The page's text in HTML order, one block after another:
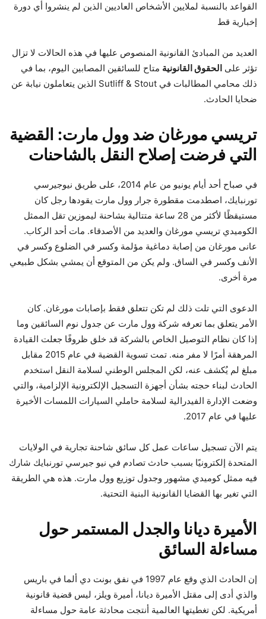
القواعد بالنسبة لملايين الأشخاص العاديين الذين لم ينشروا أي دورة
إخبارية قط
العديد من المبادئ القانونية المنصوص عليها في هذه الحالات لا تزال
تؤثر على الحقوق القانونية متاح للسائقين المصابين اليوم، بما في
ذلك محامي المطالبات في Sutliff & Stout الذين يتعاملون نيابة عن
ضحايا الحادث.
تريسي مورغان ضد وول مارت: القضية
التي فرضت إصلاح النقل بالشاحنات
في صباح أحد أيام يونيو من عام 2014، على طريق نيوجيرسي
تورنبايك، اصطدمت مقطورة جرار وول مارت يقودها رجل كان
مستيقظًا لأكثر من 28 ساعة متتالية بشاحنة ليموزين تقل الممثل
الكوميدي تريسي مورغان والعديد من الأصدقاء. مات أحد الركاب.
عانى مورغان من إصابة دماغية مؤلمة وكسر في الضلوع وكسر في
الأنف وكسر في الساق. ولم يكن من المتوقع أن يمشي بشكل طبيعي
مرة أخرى.
الدعوى التي تلت ذلك لم تكن تتعلق فقط بإصابات مورغان. كان
الأمر يتعلق بما تعرفه شركة وول مارت عن جدول نوم السائقين وما
إذا كان نظام التوصيل الخاص بالشركة قد خلق ظروفًا جعلت القيادة
المرهقة أمرًا لا مفر منه. تمت تسوية القضية في عام 2015 مقابل
مبلغ لم يُكشف عنه، لكن المجلس الوطني لسلامة النقل استخدم
الحادث لبناء حجته بشأن أجهزة التسجيل الإلكترونية الإلزامية، والتي
وضعت الإدارة الفيدرالية لسلامة حاملي السيارات اللمسات الأخيرة
عليها في عام 2017.
يتم الآن تسجيل ساعات عمل كل سائق شاحنة تجارية في الولايات
المتحدة إلكترونيًا بسبب حادث تصادم في نيو جيرسي تورنبايك شارك
فيه ممثل كوميدي مشهور وجدول توزيع وول مارت. هذه هي الطريقة
التي تغير بها القضايا القانونية البنية التحتية.
الأميرة ديانا والجدل المستمر حول
مساءلة السائق
إن الحادث الذي وقع عام 1997 في نفق بونت دي ألما في باريس
والذي أدى إلى مقتل الأميرة ديانا، أميرة ويلز، ليس قضية قانونية
أمريكية. لكن تغطيتها العالمية أنتجت محادثة عامة حول مساءلة